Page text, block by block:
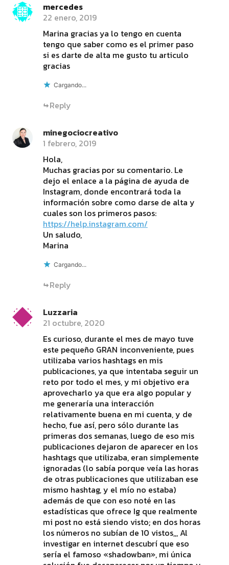
mercedes
22 enero, 2019
Marina gracias ya lo tengo en cuenta
tengo que saber como es el primer paso
si es darte de alta me gusto tu articulo
gracias
Cargando...
Reply
minegociocreativo
1 febrero, 2019
Hola,
Muchas gracias por su comentario. Le
dejo el enlace a la página de ayuda de
Instagram, donde encontrará toda la
información sobre como darse de alta y
cuales son los primeros pasos:
https://help.instagram.com/
Un saludo,
Marina
Cargando...
Reply
Luzzaria
21 octubre, 2020
Es curioso, durante el mes de mayo tuve
este pequeño GRAN inconveniente, pues
utilizaba varios hashtags en mis
publicaciones, ya que intentaba seguir un
reto por todo el mes, y mi objetivo era
aprovecharlo ya que era algo popular y
me generaría una interacción
relativamente buena en mi cuenta, y de
hecho, fue así, pero sólo durante las
primeras dos semanas, luego de eso mis
publicaciones dejaron de aparecer en los
hashtags que utilizaba, eran simplemente
ignoradas (lo sabía porque veía las horas
de otras publicaciones que utilizaban ese
mismo hashtag, y el mío no estaba)
además de que con eso noté en las
estadísticas que ofrece Ig que realmente
mi post no está siendo visto; en dos horas
los números no subían de 10 vistos,,, Al
investigar en internet descubrí que eso
sería el famoso «shadowban», mi única